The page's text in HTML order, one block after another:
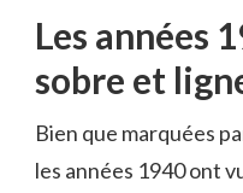
Les années
sobre et
Bien que marquées
les années 1940 ont